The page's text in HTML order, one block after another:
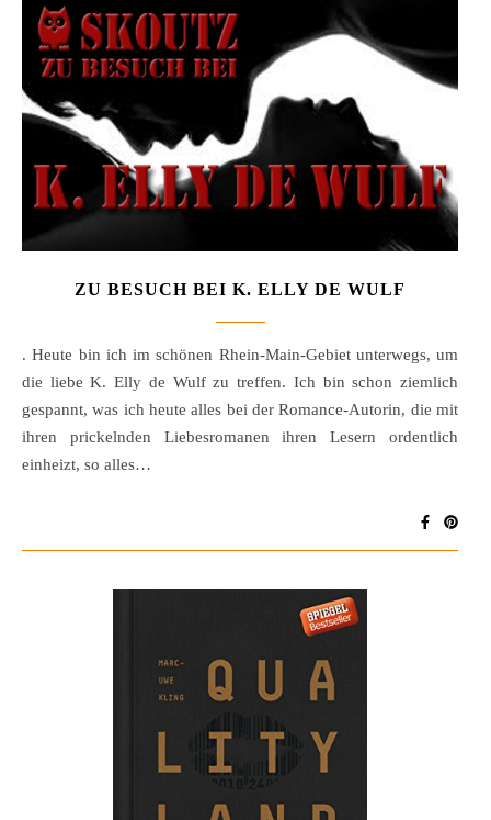
ZU BESUCH BEI K. ELLY DE WULF
. Heute bin ich im schönen Rhein-Main-Gebiet unterwegs, um
die liebe K. Elly de Wulf zu treffen. Ich bin schon ziemlich
gespannt, was ich heute alles bei der Romance-Autorin, die mit
ihren prickelnden Liebesromanen ihren Lesern ordentlich
einheizt, so alles…